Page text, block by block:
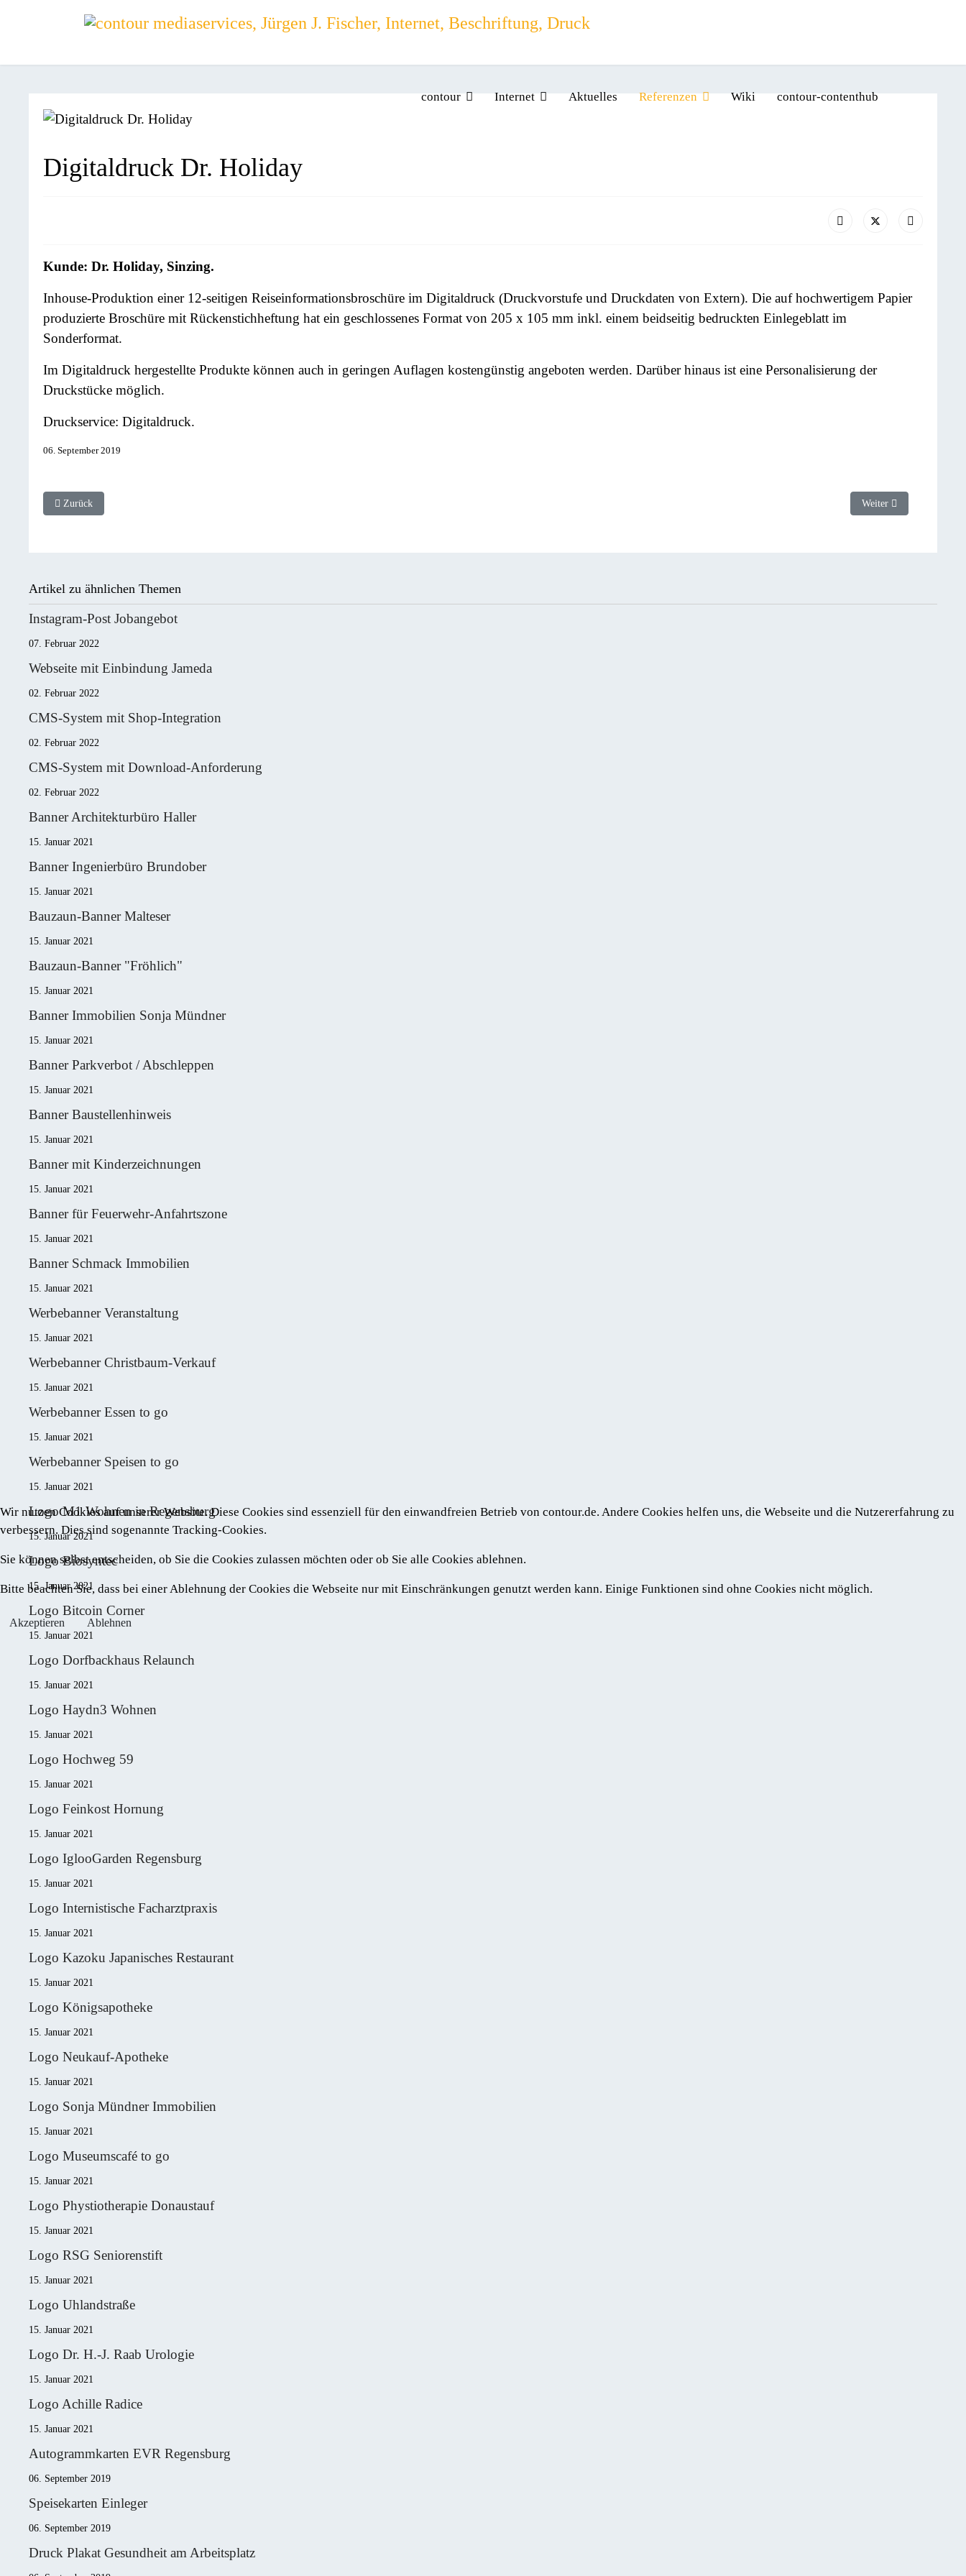
contour Internet Aktuelles Referenzen Wiki contour-contenthub
Digitaldruck Dr. Holiday
Kunde: Dr. Holiday, Sinzing.
Inhouse-Produktion einer 12-seitigen Reiseinformationsbroschüre im Digitaldruck (Druckvorstufe und Druckdaten von Extern). Die auf hochwertigem Papier
produzierte Broschüre mit Rückenstichheftung hat ein geschlossenes Format von 205 x 105 mm inkl. einem beidseitig bedruckten Einlegeblatt im
Sonderformat.
Im Digitaldruck hergestellte Produkte können auch in geringen Auflagen kostengünstig angeboten werden. Darüber hinaus ist eine Personalisierung der
Druckstücke möglich.
Druckservice: Digitaldruck.
06. September 2019
Vorheriger Beitrag: Flugblatt SPD
Zurück Nächster Beitrag: Flyer
Weiter
Artikel zu ähnlichen Themen
Instagram-Post Jobangebot
07. Februar 2022
Webseite mit Einbindung Jameda
02. Februar 2022
CMS-System mit Shop-Integration
02. Februar 2022
CMS-System mit Download-Anforderung
02. Februar 2022
Banner Architekturbüro Haller
15. Januar 2021
Banner Ingenierbüro Brundober
15. Januar 2021
Bauzaun-Banner Malteser
15. Januar 2021
Bauzaun-Banner "Fröhlich"
15. Januar 2021
Banner Immobilien Sonja Mündner
15. Januar 2021
Banner Parkverbot / Abschleppen
15. Januar 2021
Banner Baustellenhinweis
15. Januar 2021
Banner mit Kinderzeichnungen
15. Januar 2021
Banner für Feuerwehr-Anfahrtszone
15. Januar 2021
Banner Schmack Immobilien
15. Januar 2021
Werbebanner Veranstaltung
15. Januar 2021
Werbebanner Christbaum-Verkauf
15. Januar 2021
Werbebanner Essen to go
15. Januar 2021
Werbebanner Speisen to go
15. Januar 2021
Logo M1 Wohnen in Regensburg
15. Januar 2021
Logo Biosyntec
15. Januar 2021
Logo Bitcoin Corner
15. Januar 2021
Logo Dorfbackhaus Relaunch
15. Januar 2021
Logo Haydn3 Wohnen
15. Januar 2021
Logo Hochweg 59
15. Januar 2021
Logo Feinkost Hornung
15. Januar 2021
Logo IglooGarden Regensburg
15. Januar 2021
Logo Internistische Facharztpraxis
15. Januar 2021
Logo Kazoku Japanisches Restaurant
15. Januar 2021
Logo Königsapotheke
15. Januar 2021
Logo Neukauf-Apotheke
15. Januar 2021
Logo Sonja Mündner Immobilien
15. Januar 2021
Logo Museumscafé to go
15. Januar 2021
Logo Phystiotherapie Donaustauf
15. Januar 2021
Logo RSG Seniorenstift
15. Januar 2021
Logo Uhlandstraße
15. Januar 2021
Logo Dr. H.-J. Raab Urologie
15. Januar 2021
Logo Achille Radice
15. Januar 2021
Autogrammkarten EVR Regensburg
06. September 2019
Speisekarten Einleger
06. September 2019
Druck Plakat Gesundheit am Arbeitsplatz
Wir nutzen Cookies auf unserer Website. Diese Cookies sind essenziell für den einwandfreien Betrieb von contour.de. Andere Cookies helfen uns, die Webseite und die Nutzererfahrung zu
verbessern. Dies sind sogenannte Tracking-Cookies.
Sie können selbst entscheiden, ob Sie die Cookies zulassen möchten oder ob Sie alle Cookies ablehnen.
Bitte beachten Sie, dass bei einer Ablehnung der Cookies die Webseite nur mit Einschränkungen genutzt werden kann. Einige Funktionen sind ohne Cookies nicht möglich.
Akzeptieren Ablehnen